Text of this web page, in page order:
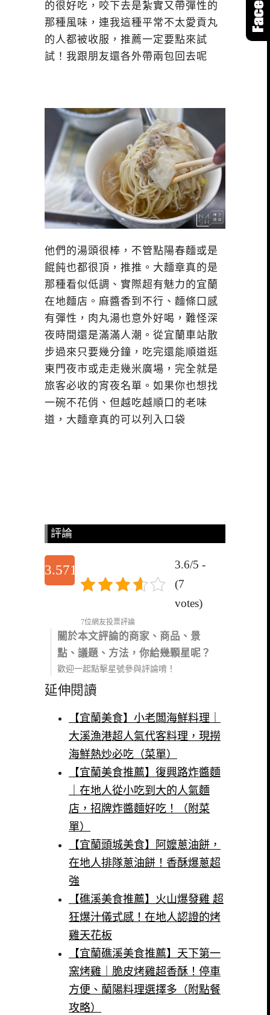
的很好吃，咬下去是紮實又帶彈性的
那種風味，連我這種平常不太愛貢丸
的人都被收服，推薦一定要點來試
試！我跟朋友還各外帶兩包回去呢
他們的湯頭很棒，不管點陽春麵或是
餛飩也都很頂，推推。大麵章真的是
那種看似低調、實際超有魅力的宜蘭
在地麵店。麻醬香到不行、麵條口感
有彈性，肉丸湯也意外好喝，難怪深
夜時間還是滿滿人潮。從宜蘭車站散
步過來只要幾分鐘，吃完還能順道逛
東門夜市或走走幾米廣場，完全就是
旅客必收的宵夜名單。如果你也想找
一碗不花俏、但越吃越順口的老味
道，大麵章真的可以列入口袋
評論
3.5714285714286
3.6/5 -
(7
votes)
7位網友投票評論
關於本文評論的商家、商品、景
點、議題、方法，你給幾顆星呢？
歡迎一起點擊星號參與評論唷！
延伸閱讀
【宜蘭美食】小老闆海鮮料理｜
大溪漁港超人氣代客料理，現撈
海鮮熱炒必吃（菜單）
【宜蘭美食推薦】復興路炸醬麵
｜在地人從小吃到大的人氣麵
店，招牌炸醬麵好吃！（附菜
單）
【宜蘭頭城美食】阿嬤蔥油餅，
在地人排隊蔥油餅！香酥爆蔥超
強
【礁溪美食推薦】火山爆發雞 超
狂爆汁儀式感！在地人認證的烤
雞天花板
【宜蘭礁溪美食推薦】天下第一
窯烤雞｜脆皮烤雞超香酥！停車
方便、蘭陽料理選擇多（附點餐
攻略）